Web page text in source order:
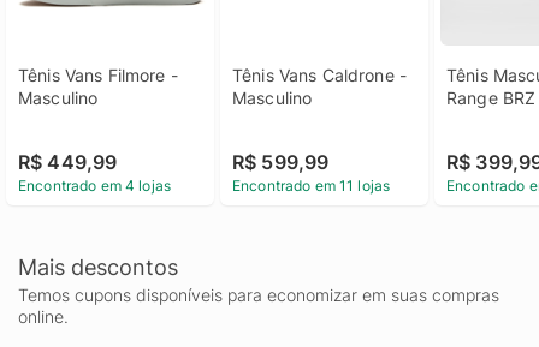
Tênis Vans Filmore -
Masculino
R$ 449,99
Encontrado em 4 lojas
Tênis Vans Caldrone -
Masculino
R$ 599,99
Encontrado em 11 lojas
Tênis
Range BRZ
R$
Encontrado
Mais descontos
Temos cupons disponíveis para economizar em suas compras
online.